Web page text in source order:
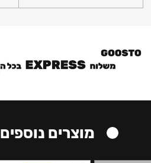
מוצרים נוספים